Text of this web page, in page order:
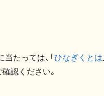
たっては、「ひなぎくとは
認ください。